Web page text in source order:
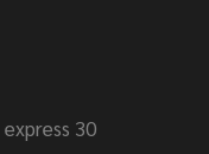
30